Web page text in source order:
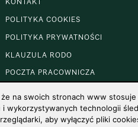
POLITYKA COOKIES
POLITYKA PRYWATNOŚCI
KLAUZULA RODO
POCZTA PRACOWNICZA
na swoich stronach www
technologii
aby wyłączyć pliki